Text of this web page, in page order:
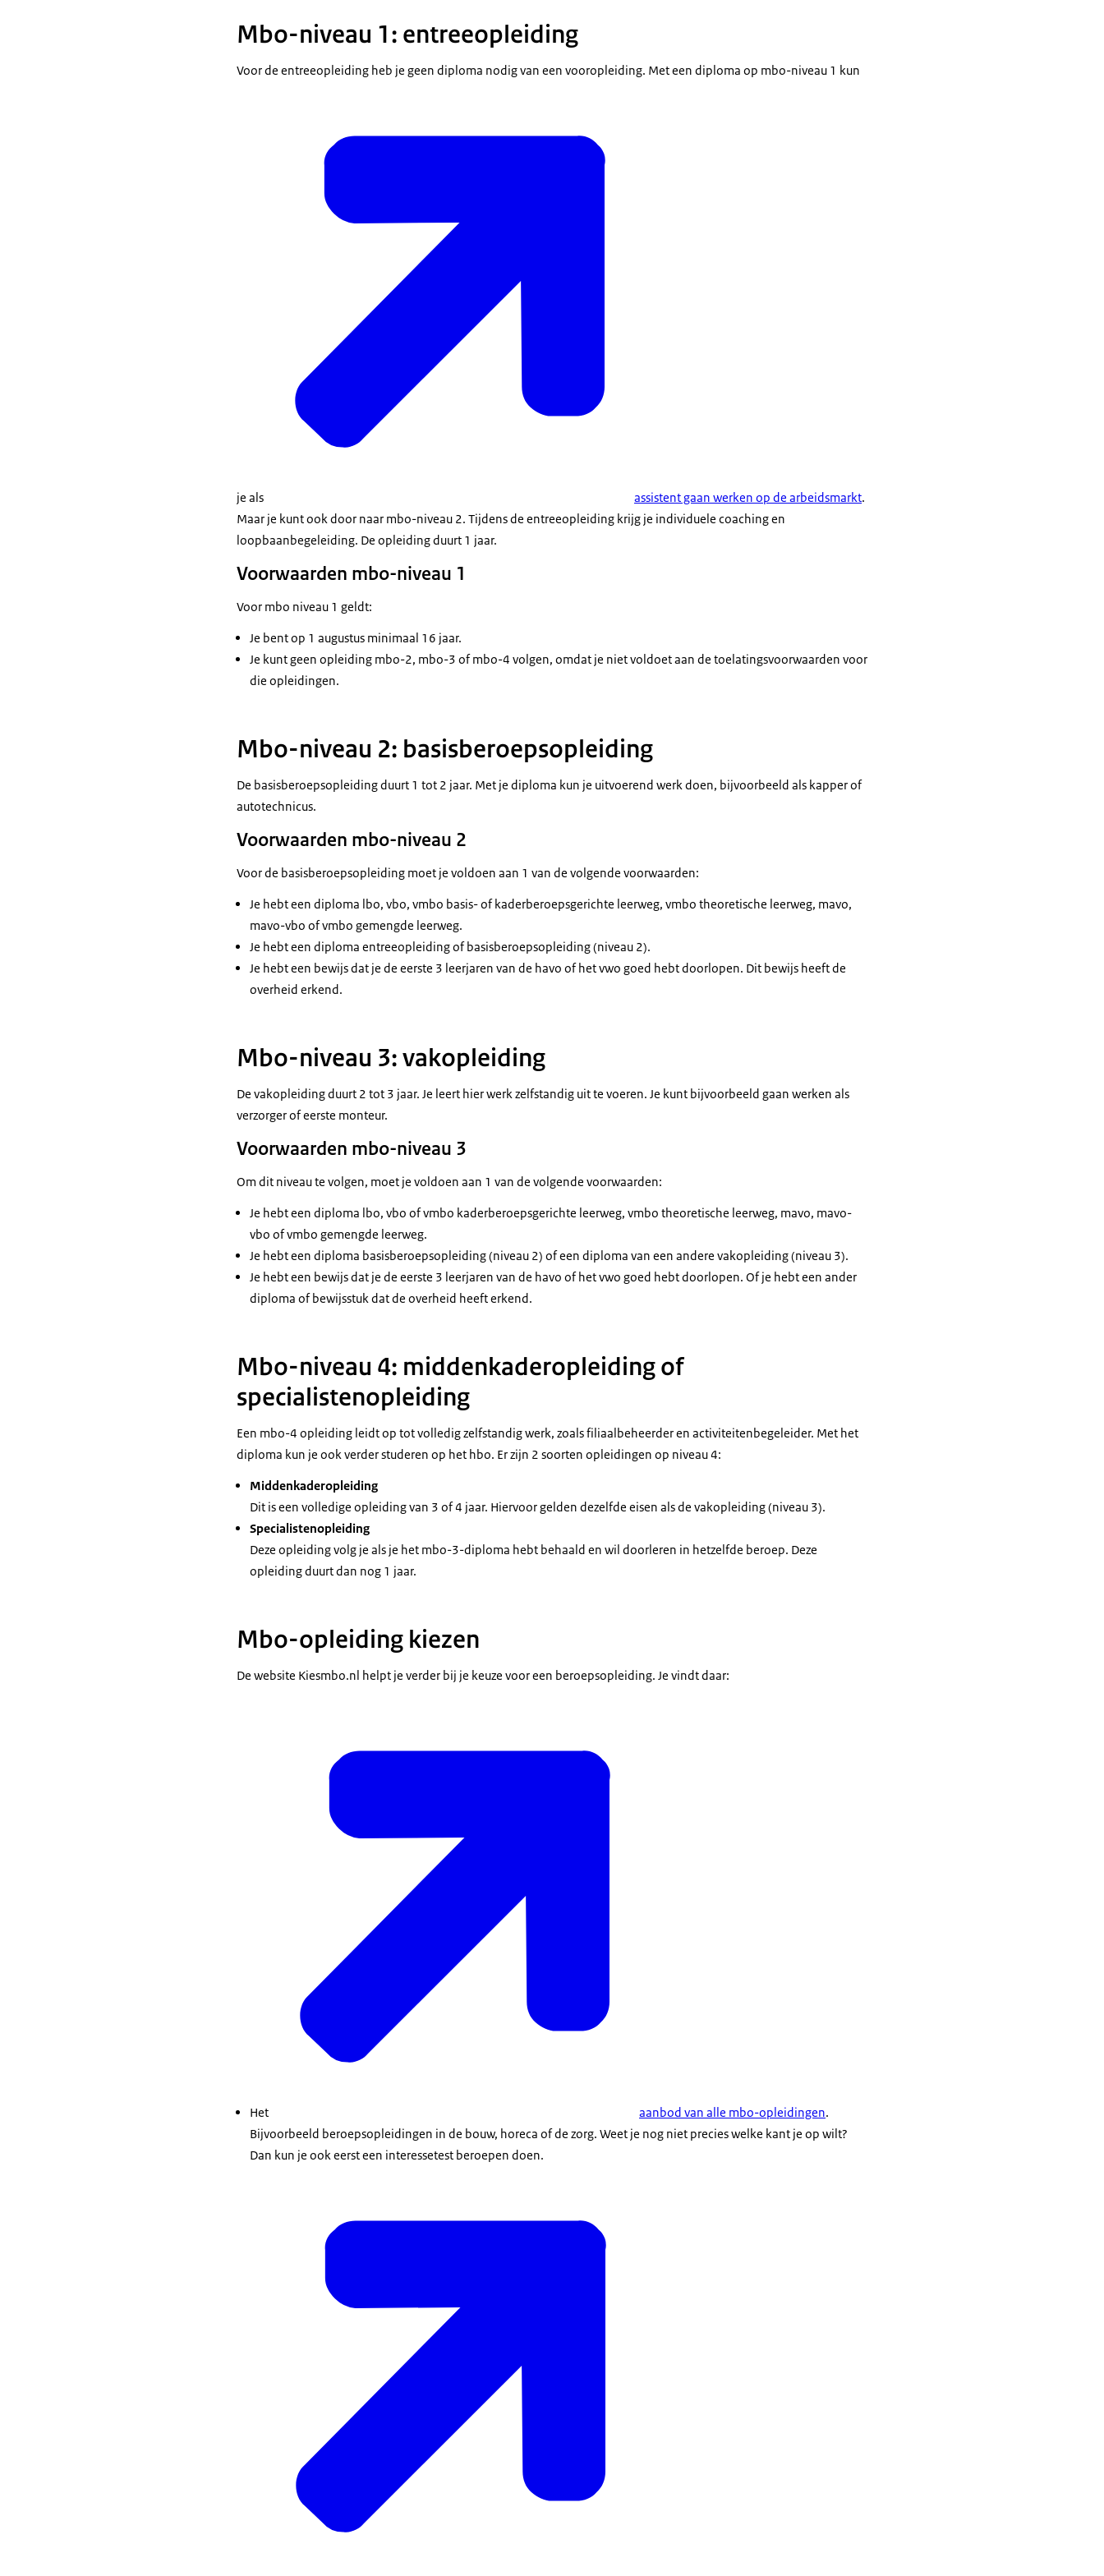
Mbo-niveau 1: entreeopleiding
Voor de entreeopleiding heb je geen diploma nodig van een vooropleiding. Met een diploma op mbo-niveau 1 kun
je als assistent gaan werken op de arbeidsmarkt.
Maar je kunt ook door naar mbo-niveau 2. Tijdens de entreeopleiding krijg je individuele coaching en
loopbaanbegeleiding. De opleiding duurt 1 jaar.
Voorwaarden mbo-niveau 1
Voor mbo niveau 1 geldt:
Je bent op 1 augustus minimaal 16 jaar.
Je kunt geen opleiding mbo-2, mbo-3 of mbo-4 volgen, omdat je niet voldoet aan de toelatingsvoorwaarden voor
die opleidingen.
Mbo-niveau 2: basisberoepsopleiding
De basisberoepsopleiding duurt 1 tot 2 jaar. Met je diploma kun je uitvoerend werk doen, bijvoorbeeld als kapper of
autotechnicus.
Voorwaarden mbo-niveau 2
Voor de basisberoepsopleiding moet je voldoen aan 1 van de volgende voorwaarden:
Je hebt een diploma lbo, vbo, vmbo basis- of kaderberoepsgerichte leerweg, vmbo theoretische leerweg, mavo,
mavo-vbo of vmbo gemengde leerweg.
Je hebt een diploma entreeopleiding of basisberoepsopleiding (niveau 2).
Je hebt een bewijs dat je de eerste 3 leerjaren van de havo of het vwo goed hebt doorlopen. Dit bewijs heeft de
overheid erkend.
Mbo-niveau 3: vakopleiding
De vakopleiding duurt 2 tot 3 jaar. Je leert hier werk zelfstandig uit te voeren. Je kunt bijvoorbeeld gaan werken als
verzorger of eerste monteur.
Voorwaarden mbo-niveau 3
Om dit niveau te volgen, moet je voldoen aan 1 van de volgende voorwaarden:
Je hebt een diploma lbo, vbo of vmbo kaderberoepsgerichte leerweg, vmbo theoretische leerweg, mavo, mavo-
vbo of vmbo gemengde leerweg.
Je hebt een diploma basisberoepsopleiding (niveau 2) of een diploma van een andere vakopleiding (niveau 3).
Je hebt een bewijs dat je de eerste 3 leerjaren van de havo of het vwo goed hebt doorlopen. Of je hebt een ander
diploma of bewijsstuk dat de overheid heeft erkend.
Mbo-niveau 4: middenkaderopleiding of
specialistenopleiding
Een mbo-4 opleiding leidt op tot volledig zelfstandig werk, zoals filiaalbeheerder en activiteitenbegeleider. Met het
diploma kun je ook verder studeren op het hbo. Er zijn 2 soorten opleidingen op niveau 4:
Middenkaderopleiding
Dit is een volledige opleiding van 3 of 4 jaar. Hiervoor gelden dezelfde eisen als de vakopleiding (niveau 3).
Specialistenopleiding
Deze opleiding volg je als je het mbo-3-diploma hebt behaald en wil doorleren in hetzelfde beroep. Deze
opleiding duurt dan nog 1 jaar.
Mbo-opleiding kiezen
De website Kiesmbo.nl helpt je verder bij je keuze voor een beroepsopleiding. Je vindt daar:
Het aanbod van alle mbo-opleidingen.
Bijvoorbeeld beroepsopleidingen in de bouw, horeca of de zorg. Weet je nog niet precies welke kant je op wilt?
Dan kun je ook eerst een interessetest beroepen doen.